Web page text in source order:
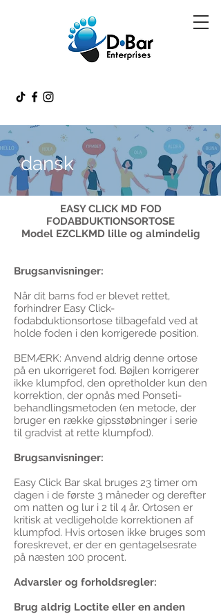
dansk
EASY CLICK MD FOD
FODABDUKTIONSORTOSE
Model EZCLKMD lille og almindelig
Brugsanvisninger:
Når dit barns fod er blevet rettet,
forhindrer Easy Click-
fodabduktionsortose tilbagefald ved at
holde foden i den korrigerede position.
BEMÆRK: Anvend aldrig denne ortose
på en ukorrigeret fod. Bøjlen korrigerer
ikke klumpfod, den opretholder kun den
korrektion, der opnås med Ponseti-
behandlingsmetoden (en metode, der
bruger en række gipsstøbninger i serie
til gradvist at rette klumpfod).
Brugsanvisninger:
Easy Click Bar skal bruges 23 timer om
dagen i de første 3 måneder og derefter
om natten og lur i 2 til 4 år. Ortosen er
kritisk at vedligeholde korrektionen af
klumpfod. Hvis ortosen ikke bruges som
foreskrevet, er der en gentagelsesrate
på næsten 100 procent.
Advarsler og forholdsregler:
Brug aldrig Loctite eller en anden